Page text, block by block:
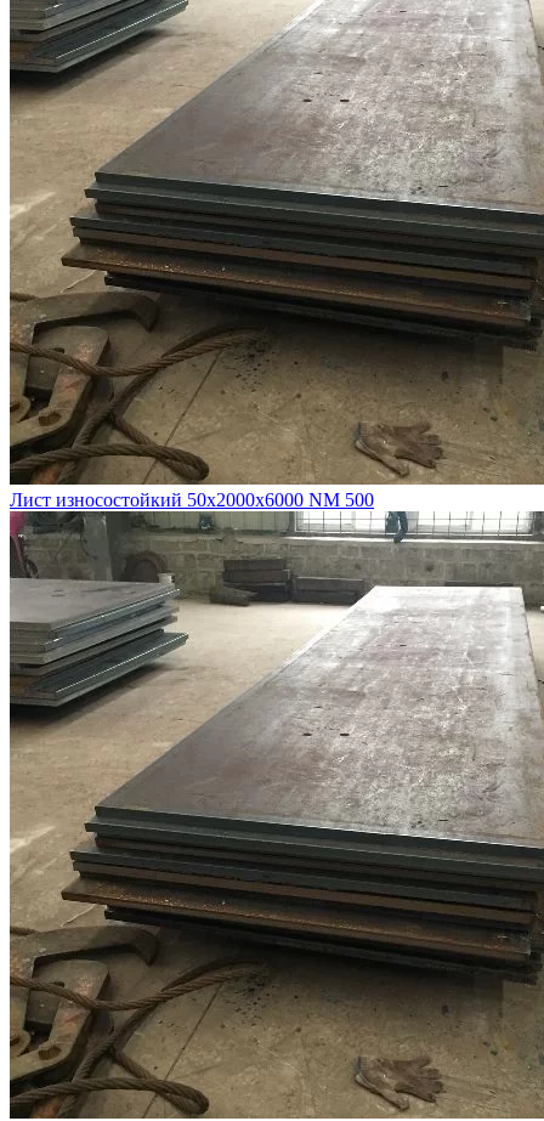
Лист износостойкий 50х2000х6000 NM 500